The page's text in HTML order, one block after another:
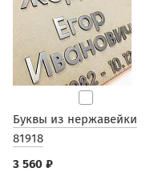
Буквы из нержавейки
81918
3 560 ₽